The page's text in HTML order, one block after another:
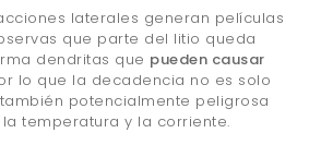
laterales generan películas
que parte del litio queda
dendritas que pueden causar
lo que la decadencia no es solo
potencialmente peligrosa
temperatura y la corriente.